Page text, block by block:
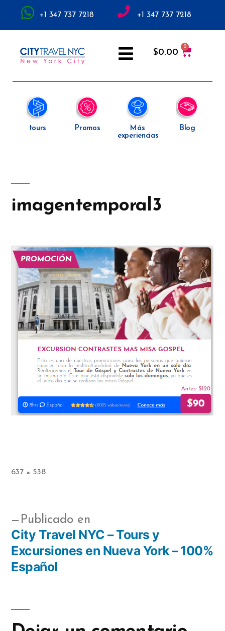
+1 347 737 7218 +1 347 737 7218
$0.00
tours Promos
Más
experiencias
Blog
imagentemporal3
637 × 538
Publicado en
City Travel NYC – Tours y
Excursiones en Nueva York – 100%
Español